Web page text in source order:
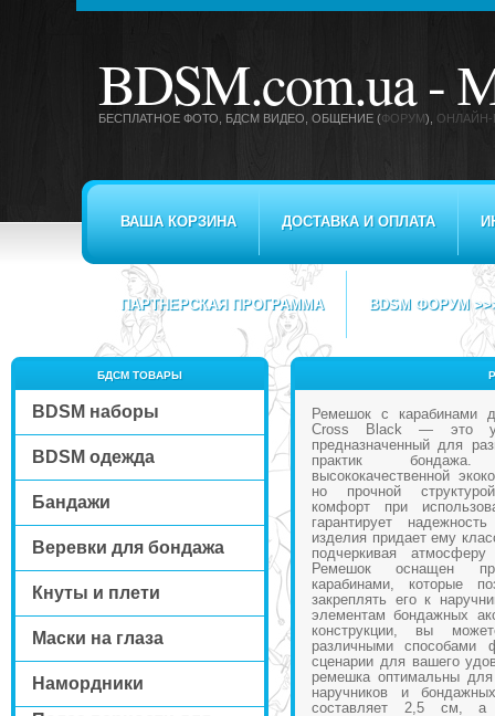
BDSM.com.ua -
БЕСПЛАТНОЕ ФОТО, БДСМ ВИДЕО , ОБЩЕНИЕ (ФОРУМ), ОНЛАЙН-
ВАША КОРЗИНА ДОСТАВКА И ОПЛАТА
ПАРТНЕРСКАЯ ПРОГРАММА BDSM ФОРУМ
БДСМ ТОВАРЫ
BDSM наборы
BDSM одежда
Бандажи
Веревки для бондажа
Кнуты и плети
Маски на глаза
Намордники
Ремешок с карабинами
Cross Black — это
предназначенный для
практик
высококачественной
но прочной
комфорт при
гарантирует
изделия придает ему
подчеркивая
Ремешок оснащен
карабинами, которые
закреплять его к
элементам бондажных
конструкции, вы
различными способами
сценарии для вашего
ремешка оптимальны
наручников и
составляет 2,5